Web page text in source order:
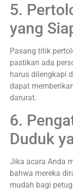
5.
yang
Pasang titik
pastikan ada
harus dilengkapi
dapat
darurat.
6.
Duduk
Jika acara Anda
bahwa mereka
mudah bagi